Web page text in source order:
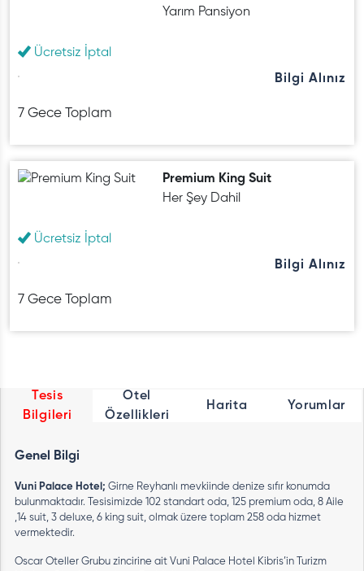
Yarım Pansiyon
Ücretsiz İptal
7 Gece Toplam
Bilgi Alınız
Premium King Suit
Her Şey Dahil
Ücretsiz İptal
7 Gece Toplam
Bilgi Alınız
Tesis
Bilgileri
Otel
Özellikleri
Harita Yorumlar
Genel Bilgi
Vuni Palace Hotel; Girne Reyhanlı mevkiinde denize sıfır konumda
bulunmaktadır. Tesisimizde 102 standart oda, 125 premium oda, 8 Aile
,14 suit, 3 deluxe, 6 king suit, olmak üzere toplam 258 oda hizmet
vermektedir.
Oscar Oteller Grubu zincirine ait Vuni Palace Hotel Kibris’in Turizm